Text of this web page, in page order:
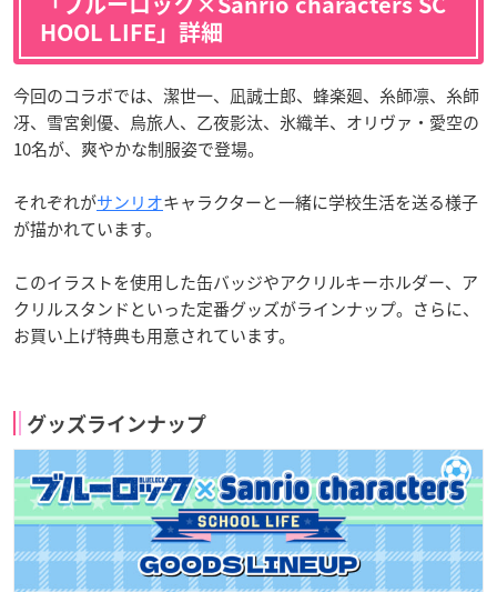
HOOL LIFE」詳細
今回のコラボでは、潔世一、凪誠士郎、蜂楽廻、糸師凛、糸師
冴、雪宮剣優、烏旅人、乙夜影汰、氷織羊、オリヴァ・愛空の
10名が、爽やかな制服姿で登場。
それぞれがサンリオキャラクターと一緒に学校生活を送る様子
が描かれています。
このイラストを使用した缶バッジやアクリルキーホルダー、ア
クリルスタンドといった定番グッズがラインナップ。さらに、
お買い上げ特典も用意されています。
グッズラインナップ